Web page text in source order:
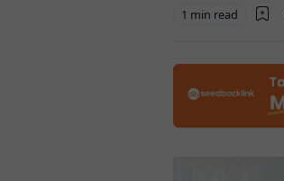
1 min read